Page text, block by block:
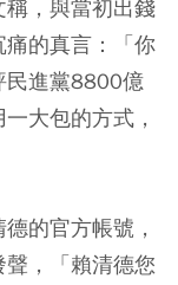
，與當初出錢
的真言：「你
民進黨8800億
大包的方式，
的官方帳號，
，「賴清德您